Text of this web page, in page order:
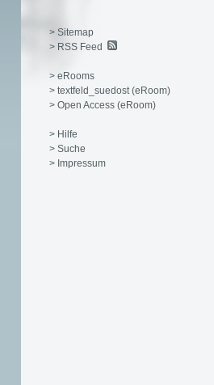
> Sitemap
> RSS Feed
> eRooms
> textfeld_suedost (eRoom)
> Open Access (eRoom)
> Hilfe
> Suche
> Impressum